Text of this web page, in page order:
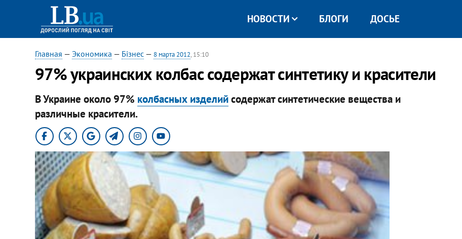
НОВОСТИ БЛОГИ ДОСЬЕ
Главная — Экономика — Бізнес— 8 марта 2012, 15:10
97% украинских колбас содержат синтетику и красители
В Украине около 97% колбасных изделийсодержат синтетические вещества и
различные красители.